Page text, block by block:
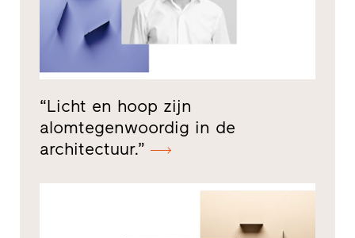
“Licht en hoop zijn
alomtegenwoordig in de
architectuur.”